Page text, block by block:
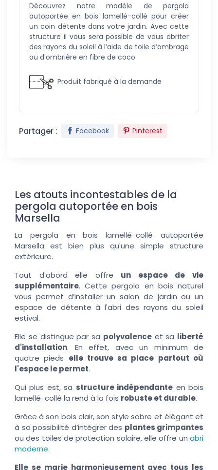
Découvrez notre modèle de pergola
autoportée en bois lamellé-collé pour créer
un coin détente dans votre jardin. Avec cette
structure il vous sera possible de vous abriter
des rayons du soleil à l’aide de toile d’ombrage
ou d’ombrière en fibre de coco.
Produit fabriqué à la demande
Partager : Facebook Pinterest
Les atouts incontestables de la
pergola autoportée en bois
Marsella
La pergola en bois lamellé-collé autoportée
Marsella est bien plus qu'une simple structure
extérieure.
Tout d’abord elle offre un espace de vie
supplémentaire. Cette pergola en bois naturel
vous permet d’installer un salon de jardin ou un
espace de détente à l'abri des rayons du soleil
estival.
Elle se distingue par sa polyvalenceet sa liberté
d'installation. En effet, avec un minimum de
quatre pieds elle trouve sa place partout où
l'espace le permet.
Qui plus est, sa structure indépendante en bois
lamellé-collé la rend à la fois robuste et durable.
Grâce à son bois clair, son style sobre et élégant et
à sa possibilité d’intégrer des plantes grimpantes
ou des toiles de protection solaire, elle offre un abri
moderne.
Elle se marie harmonieusement avec tous les